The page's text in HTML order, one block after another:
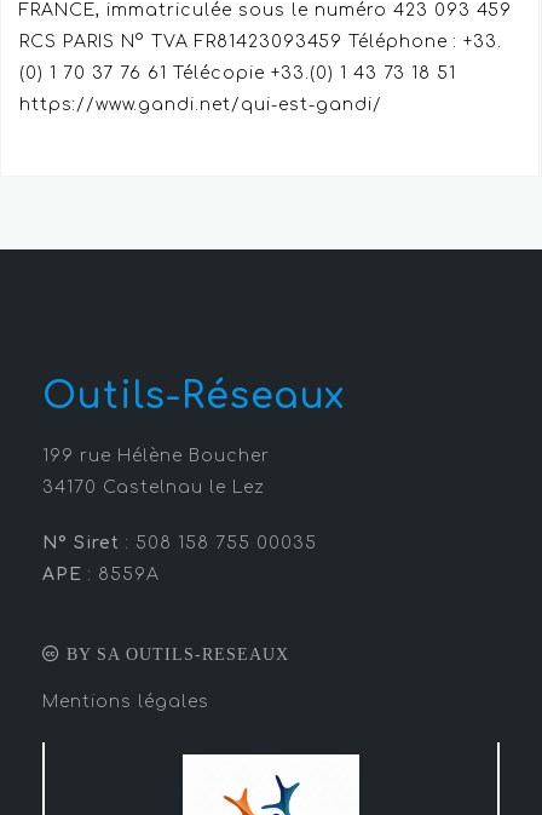
FRANCE, immatriculée sous le numéro 423 093 459
RCS PARIS N° TVA FR81423093459 Téléphone : +33.
(0) 1 70 37 76 61 Télécopie +33.(0) 1 43 73 18 51
https://www.gandi.net/qui-est-gandi/
Outils-Réseaux
199 rue Hélène Boucher
34170 Castelnau le Lez
N° Siret : 508 158 755 00035
APE : 8559A
BY SA OUTILS-RESEAUX
Mentions légales